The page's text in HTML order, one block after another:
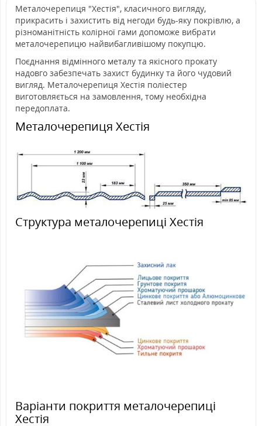
Металочерепиця "Хестія", класичного вигляду,
прикрасить і захистить від негоди будь-яку покрівлю, а
різноманітність колірної гами допоможе вибрати
металочерепицю найвибагливішому покупцю.
Поєднання відмінного металу та якісного прокату
надовго забезпечать захист будинку та його чудовий
вигляд. Металочерепиця Хестія поліестер
виготовляється на замовлення, тому необхідна
передоплата.
Металочерепиця Хестія
Структура металочерепиці Хестія
Варіанти покриття металочерепиці
Хестія